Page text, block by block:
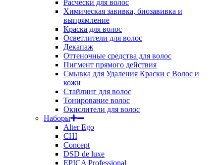
Расчески для волос
Химическая завивка, биозавивка и
выпрямление
Краска для волос
Осветлители для волос
Декапаж
Оттеночные средства для волос
Пигмент прямого действия
Смывка для Удаления Краски с Волос и
кожи
Стайлинг для волос
Тонирование волос
Окислители для волос
Наборы
Alter Ego
CHI
Concept
DSD de luxe
EPICA Professional